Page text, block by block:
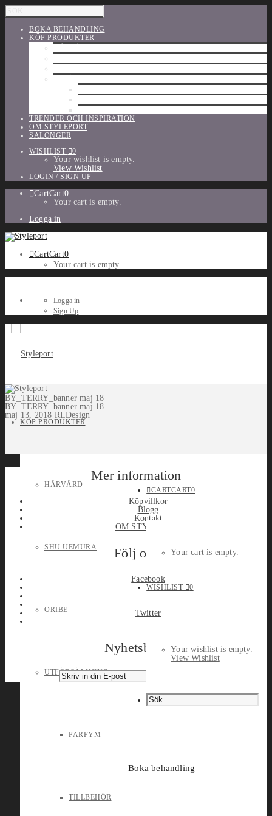
BOKA BEHANDLING
KÖP PRODUKTER
TRENDER OCH INSPIRATION
OM STYLEPORT
SALONGER
WISHLIST
0
Your wishlist is empty.
View Wishlist
LOGIN / SIGN UP
CartCart0
Your cart is empty.
Logga in
CartCart0
Your cart is empty.
Logga in
Sign Up
KÖP PRODUKTER
HÅRVÅRD
SHU UEMURA
ORIBE
UTFÖRSÄLJNING
PARFYM
TILLBEHÖR
CARTCART0
Your cart is empty.
WISHLIST 0
Your wishlist is empty.
View Wishlist
Boka behandling
BY_TERRY_banner maj 18
BY_TERRY_banner maj 18
maj 13, 2018 RLDesign
Mer information
Köpvillkor
Blogg
Kontakt
OM STYLEPORT
Följ oss
Facebook
Twitter
Nyhetsbrev